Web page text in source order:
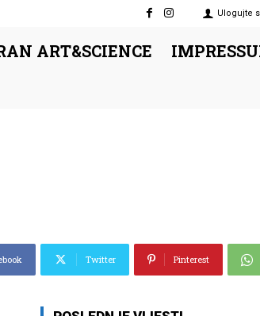
Ulogujte
ART&SCIENCE
Twitter Pinterest